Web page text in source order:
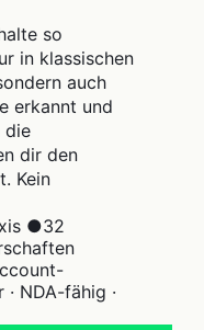
so
in klassischen
auch
erkannt und
die
dir den
Kein
●32
NDA-fähig ·